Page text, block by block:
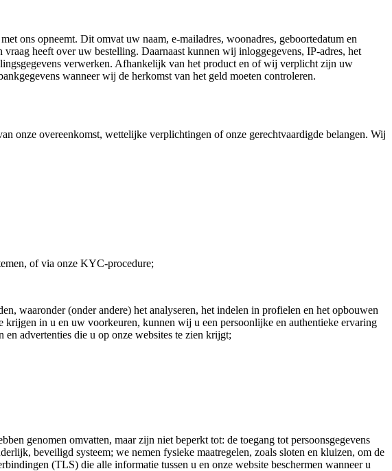
ons opneemt. Dit omvat uw naam, e-mailadres, woonadres, geboortedatum en
heeft over uw bestelling. Daarnaast kunnen wij inloggegevens, IP-adres, het
verwerken. Afhankelijk van het product en of wij verplicht zijn uw
wanneer wij de herkomst van het geld moeten controleren.
onze overeenkomst, wettelijke verplichtingen of onze gerechtvaardigde belangen. Wij
of via onze KYC-procedure;
waaronder (onder andere) het analyseren, het indelen in profielen en het opbouwen
in u en uw voorkeuren, kunnen wij u een persoonlijke en authentieke ervaring
advertenties die u op onze websites te zien krijgt;
genomen omvatten, maar zijn niet beperkt tot: de toegang tot persoonsgegevens
beveiligd systeem; we nemen fysieke maatregelen, zoals sloten en kluizen, om de
(TLS) die alle informatie tussen u en onze website beschermen wanneer u